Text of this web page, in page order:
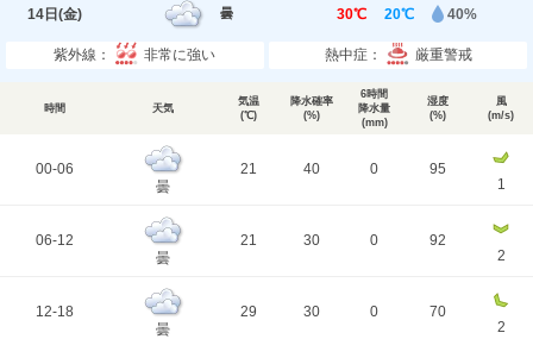
14日(金) 曇 30℃ 20℃ 40%
紫外線： 非常に強い 熱中症： 厳重警戒
時間 天気
気温
(℃)
降水確率
(%)
6時間
降水量
(mm)
湿度
(%)
風
(m/s)
00-06
曇
21 40 0
95
1
06-12
曇
21 30 0
92
2
12-18
曇
29 30 0
70
2